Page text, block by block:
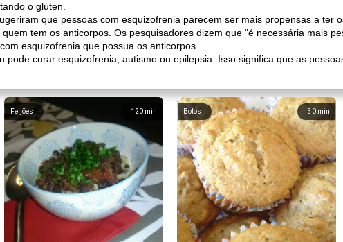
o glúten.
que pessoas com esquizofrenia parecem ser mais propensas a ter
tem os anticorpos. Os pesquisadores dizem que "é necessária mais
esquizofrenia que possua os anticorpos.
pode curar esquizofrenia, autismo ou epilepsia. Isso significa que as
120 min
Feijões 30 min
Bolos